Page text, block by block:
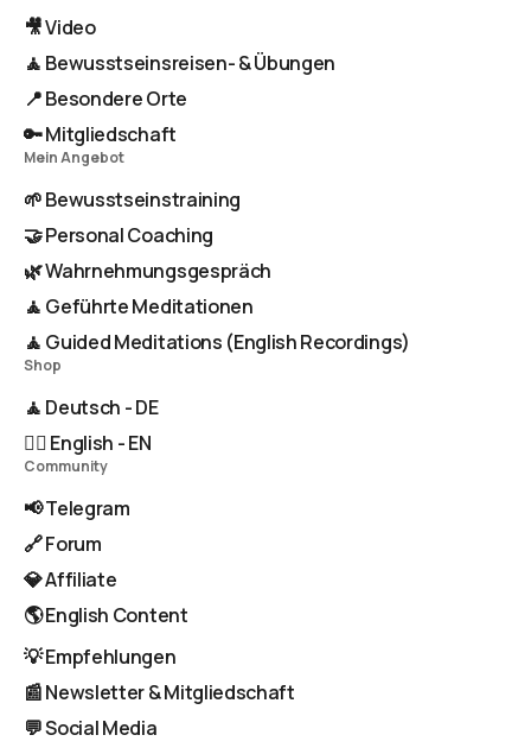
🎥 Video
🧘 Bewusstseinsreisen- & Übungen
📍 Besondere Orte
🔑 Mitgliedschaft
Mein Angebot
🌱 Bewusstseinstraining
🤝 Personal Coaching
🌿 Wahrnehmungsgespräch
🧘 Geführte Meditationen
🧘 Guided Meditations (English Recordings)
Shop
🧘 Deutsch - DE
🧘‍♂️ English - EN
Community
📢 Telegram
🔗 Forum
💎 Affiliate
🌎 English Content
💡 Empfehlungen
📰 Newsletter & Mitgliedschaft
💬 Social Media